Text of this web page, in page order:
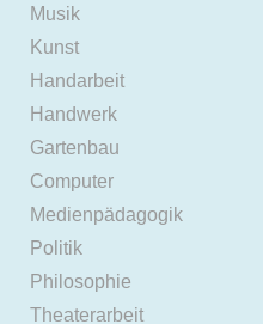
Musik
Kunst
Handarbeit
Handwerk
Gartenbau
Computer
Medienpädagogik
Politik
Philosophie
Theaterarbeit